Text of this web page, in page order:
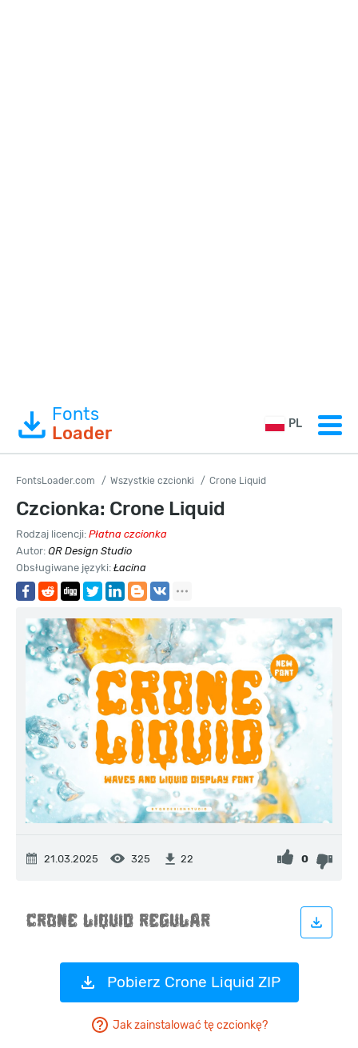
Fonts
Loader
PL
FontsLoader.com Wszystkie czcionki Crone Liquid
Czcionka: Crone Liquid
Rodzaj licencji: Płatna czcionka
Autor: QR Design Studio
Obsługiwane języki: Łacina
21.03.2025 325 22 0
Pobierz Crone Liquid ZIP
Jak zainstalować tę czcionkę?